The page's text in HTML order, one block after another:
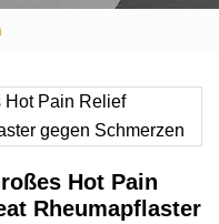
Hot Pain
Rheumapflaster